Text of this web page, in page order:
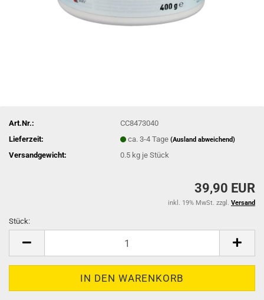
Art.Nr.:
CC8473040
Lieferzeit:
ca. 3-4 Tage(Ausland abweichend)
Versandgewicht: 0.5 kg je Stück
39,90 EUR
inkl. 19% MwSt. zzgl. Versand
Stück: